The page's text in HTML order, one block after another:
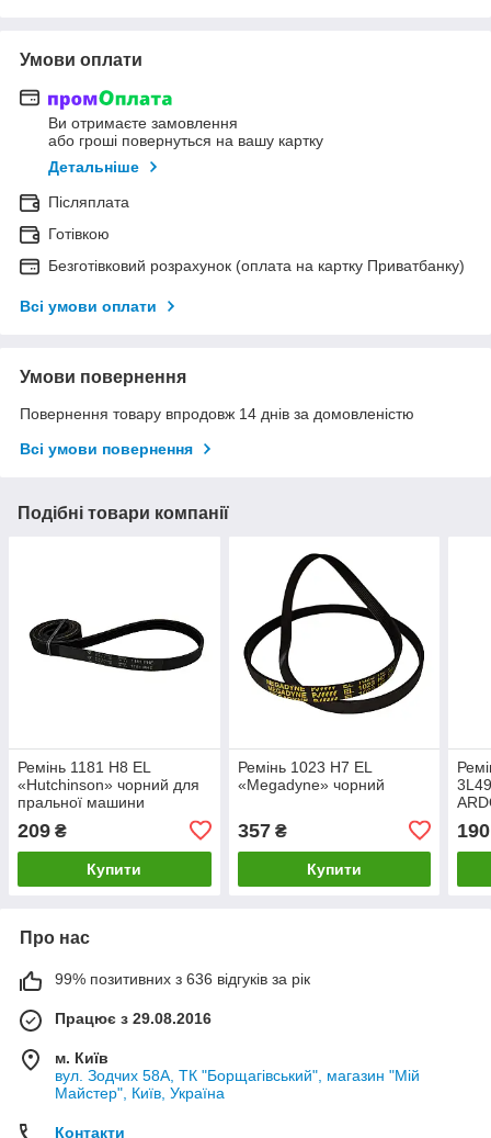
Умови оплати
Ви отримаєте замовлення
або гроші повернуться на вашу картку
Детальніше
Післяплата
Готівкою
Безготівковий розрахунок (оплата на картку Приватбанку)
Всі умови оплати
Умови повернення
Повернення товару впродовж 14 днів за домовленістю
Всі умови повернення
Подібні товари компанії
Ремінь 1181 H8 EL
«Hutchinson» чорний для
пральної машини
209 ₴
Купити
Ремінь 1023 H7 EL
«Megadyne» чорний
357₴
Купити
190
Про нас
99% позитивних з 636 відгуків за рік
Працює з 29.08.2016
м. Київ
вул. Зодчих 58А, ТК "Борщагівський", магазин "Мій
Майстер", Київ, Україна
Контакти